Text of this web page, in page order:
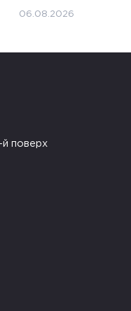
06.08.2026
й поверх